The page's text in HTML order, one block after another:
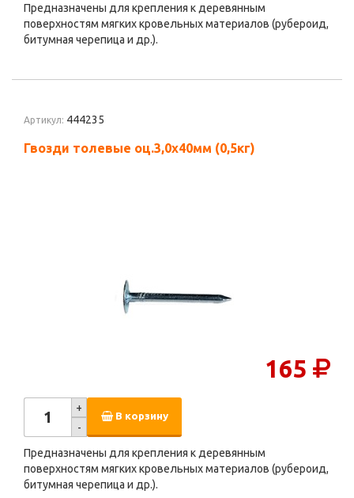
Предназначены для крепления к деревянным
поверхностям мягких кровельных материалов (рубероид,
битумная черепица и др.).
Артикул: 444235
Гвозди толевые оц.3,0х40мм (0,5кг)
165
+
-
В корзину
Предназначены для крепления к деревянным
поверхностям мягких кровельных материалов (рубероид,
битумная черепица и др.).